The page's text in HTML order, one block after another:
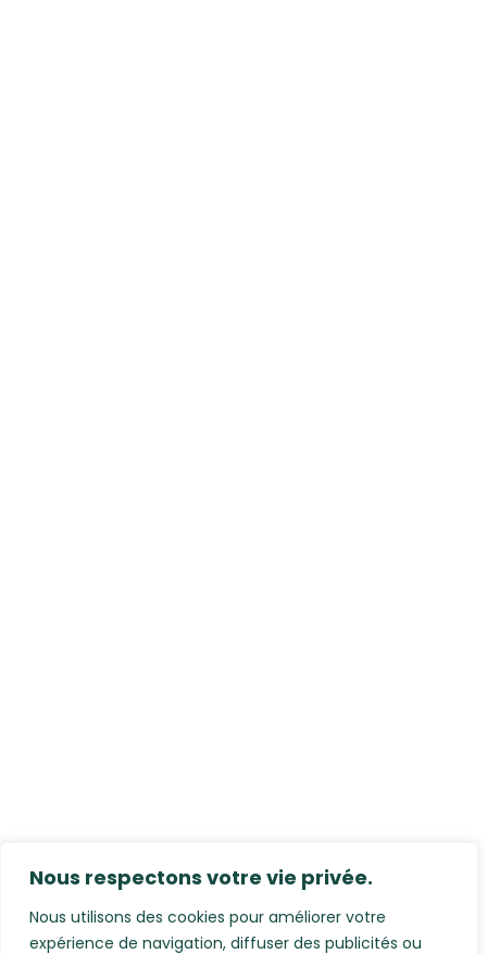
Nous respectons votre vie privée.
Nous utilisons des cookies pour améliorer votre
expérience de navigation, diffuser des publicités ou